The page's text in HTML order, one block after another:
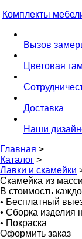
Комплекты
Вызов
Цветовая
Доставка
Наши
Главная >
Каталог >
Лавки и скамейки
Скамейка из
В стоимость
• Бесплатный
• Сборка изделия
• Покраска
Оформить заказ